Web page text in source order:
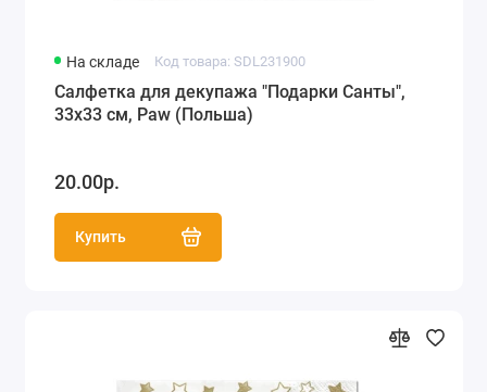
На складе Код товара: SDL231900
Салфетка для декупажа "Подарки Санты",
33х33 см, Paw (Польша)
20.00р.
Купить